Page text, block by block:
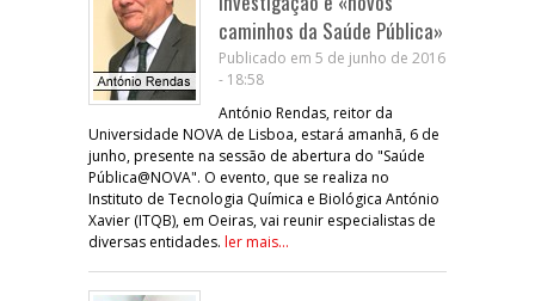
caminhos da Saúde Pública»
Publicado em 5 de junho de 2016
- 18:58
António Rendas, reitor da
Universidade NOVA de Lisboa, estará amanhã, 6 de
junho, presente na sessão de abertura do "Saúde
Pública@NOVA". O evento, que se realiza no
Instituto de Tecnologia Química e Biológica António
Xavier (ITQB), em Oeiras, vai reunir especialistas de
diversas entidades. ler mais...